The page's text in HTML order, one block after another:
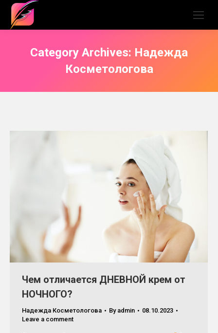
Category Archives: Надежда
Косметологова
Чем отличается ДНЕВНОЙ крем от
НОЧНОГО?
Надежда Косметологова By admin
08.10.2023
Leave a comment